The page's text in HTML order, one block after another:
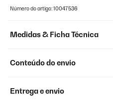
Número do artigo: 10047536
Medidas & Ficha Técnica
Conteúdo do envio
Entrega e envio